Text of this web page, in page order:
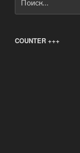
COUNTER +++